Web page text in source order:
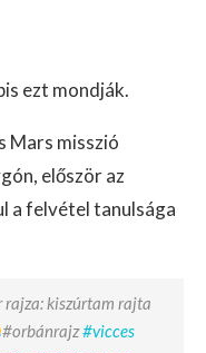
ezt mondják.
Mars misszió
először az
a felvétel tanulsága
kiszúrtam rajta
#orbánrajz#vicces